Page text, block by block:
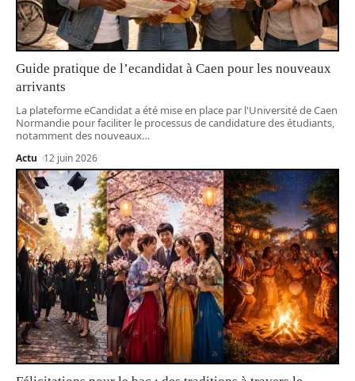
Guide pratique de l’ecandidat à Caen pour les nouveaux
arrivants
La plateforme eCandidat a été mise en place par l'Université de Caen
Normandie pour faciliter le processus de candidature des étudiants,
notamment des nouveaux…
Actu 12 juin 2026